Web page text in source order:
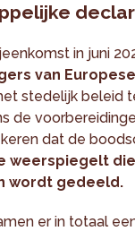
in juni
van
stedelijk beleid
de
dat de
weerspiegelt
wordt gedeeld.
er in totaal